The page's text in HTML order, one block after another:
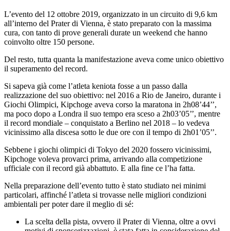
L’evento del 12 ottobre 2019, organizzato in un circuito di 9,6 km
all’interno del Prater di Vienna, è stato preparato con la massima
cura, con tanto di prove generali durate un weekend che hanno
coinvolto oltre 150 persone.
Del resto, tutta quanta la manifestazione aveva come unico obiettivo
il superamento del record.
Si sapeva già come l’atleta keniota fosse a un passo dalla
realizzazione del suo obiettivo: nel 2016 a Rio de Janeiro, durante i
Giochi Olimpici, Kipchoge aveva corso la maratona in 2h08’44’’,
ma poco dopo a Londra il suo tempo era sceso a 2h03’05’’, mentre
il record mondiale – conquistato a Berlino nel 2018 – lo vedeva
vicinissimo alla discesa sotto le due ore con il tempo di 2h01’05’’.
Sebbene i giochi olimpici di Tokyo del 2020 fossero vicinissimi,
Kipchoge voleva provarci prima, arrivando alla competizione
ufficiale con il record già abbattuto. E alla fine ce l’ha fatta.
Nella preparazione dell’evento tutto è stato studiato nei minimi
particolari, affinché l’atleta si trovasse nelle migliori condizioni
ambientali per poter dare il meglio di sé:
La scelta della pista, ovvero il Prater di Vienna, oltre a ovvi